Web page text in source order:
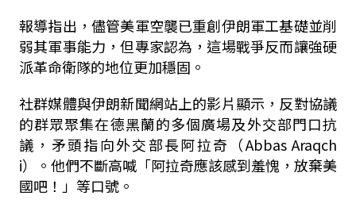
報導指出，儘管美軍空襲已重創伊朗軍工基礎並削
弱其軍事能力，但專家認為，這場戰爭反而讓強硬
派革命衛隊的地位更加穩固。
社群媒體與伊朗新聞網站上的影片顯示，反對協議
的群眾聚集在德黑蘭的多個廣場及外交部門口抗
議，矛頭指向外交部長阿拉奇（Abbas Araqch
i）。他們不斷高喊「阿拉奇應該感到羞愧，放棄美
國吧！」等口號。